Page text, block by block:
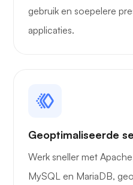
gebruik en soepelere
applicaties.
Geoptimaliseerde
Werk sneller met
MySQL en MariaDB,